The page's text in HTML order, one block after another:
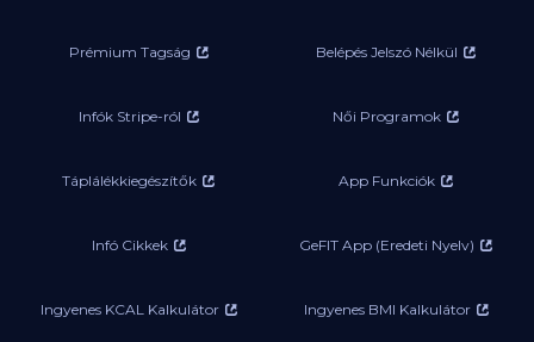
Prémium Tagság Belépés Jelszó Nélkül
Infók Stripe-ról Női Programok
Táplálékkiegészítők App Funkciók
Infó Cikkek GeFIT App (Eredeti Nyelv)
Ingyenes KCAL Kalkulátor Ingyenes BMI Kalkulátor